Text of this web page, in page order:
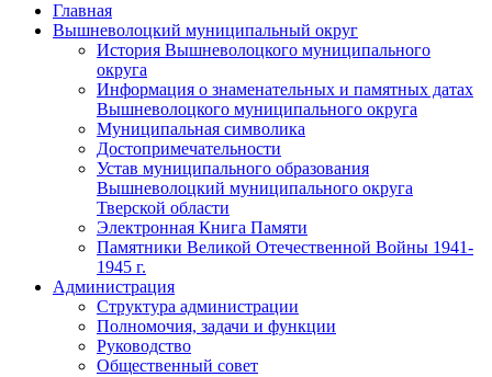
Главная
Вышневолоцкий муниципальный округ
История Вышневолоцкого муниципального
округа
Информация о знаменательных и памятных датах
Вышневолоцкого муниципального округа
Муниципальная символика
Достопримечательности
Устав муниципального образования
Вышневолоцкий муниципального округа
Тверской области
Электронная Книга Памяти
Памятники Великой Отечественной Войны 1941-
1945 г.
Администрация
Структура администрации
Полномочия, задачи и функции
Руководство
Общественный совет